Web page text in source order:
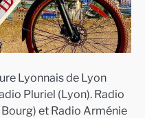
Lyonnais de Lyon
Pluriel (Lyon). Radio
et Radio Arménie